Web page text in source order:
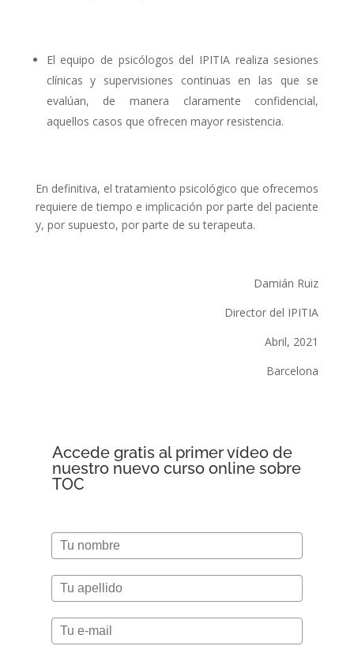
El equipo de psicólogos del IPITIA realiza sesiones
clínicas y supervisiones continuas en las que se
evalúan, de manera claramente confidencial,
aquellos casos que ofrecen mayor resistencia.
En definitiva, el tratamiento psicológico que ofrecemos
requiere de tiempo e implicación por parte del paciente
y, por supuesto, por parte de su terapeuta.
Damián Ruiz
Director del IPITIA
Abril, 2021
Barcelona
Accede gratis al primer vídeo de
nuestro nuevo curso online sobre
TOC